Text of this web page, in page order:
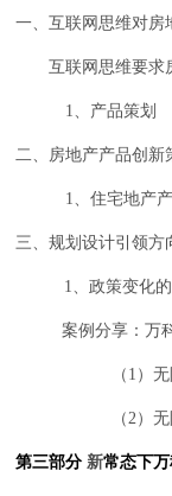
一、互联网思维对房
互联网思维要求
1、产品策划
二、房地产产品创新
1、住宅地产
三、规划设计引领方
1、政策变化
案例分享：万
（ 1 ）
（2）
第三部分 新常态下